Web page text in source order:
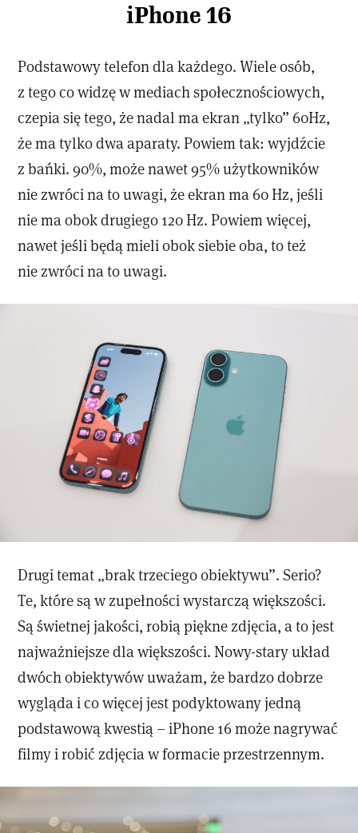
iPhone 16
Podstawowy telefon dla każdego. Wiele osób,
z tego co widzę w mediach społecznościowych,
czepia się tego, że nadal ma ekran „tylko” 60Hz,
że ma tylko dwa aparaty. Powiem tak: wyjdźcie
z bańki. 90%, może nawet 95% użytkowników
nie zwróci na to uwagi, że ekran ma 60 Hz, jeśli
nie ma obok drugiego 120 Hz. Powiem więcej,
nawet jeśli będą mieli obok siebie oba, to też
nie zwróci na to uwagi.
Drugi temat „brak trzeciego obiektywu”. Serio?
Te, które są w zupełności wystarczą większości.
Są świetnej jakości, robią piękne zdjęcia, a to jest
najważniejsze dla większości. Nowy-stary układ
dwóch obiektywów uważam, że bardzo dobrze
wygląda i co więcej jest podyktowany jedną
podstawową kwestią – iPhone 16 może nagrywać
filmy i robić zdjęcia w formacie przestrzennym.